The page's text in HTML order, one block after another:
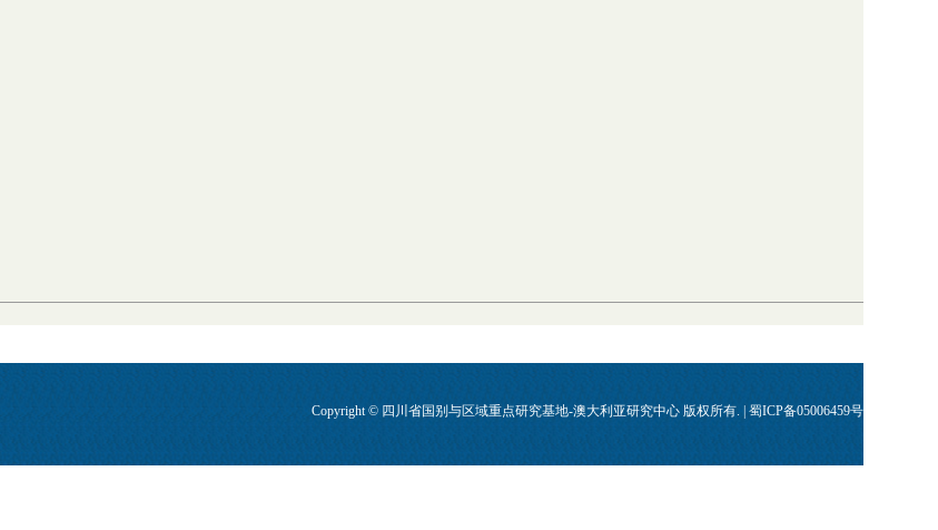
Copyright © 四川省国别与区域重点研究基地-澳大利亚研究中心 版权所有. | 蜀ICP备05006459号